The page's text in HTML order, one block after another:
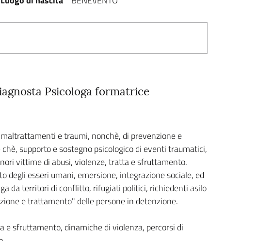
Psicologa formatrice
e traumi, nonchè, di prevenzione e
supporto e sostegno psicologico di eventi traumatici,
vittime di abusi, violenze, tratta e sfruttamento.
esseri umani, emersione, integrazione sociale, ed
da territori di conflitto, rifugiati politici, richiedenti asilo
e trattamento" delle persone in detenzione.
e sfruttamento, dinamiche di violenza, percorsi di